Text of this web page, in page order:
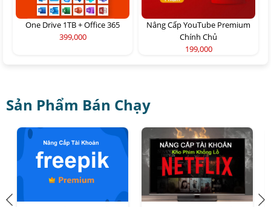
One Drive 1TB + Office 365
399,000
Nâng Cấp YouTube Premium
Chính Chủ
199,000
Sản Phẩm Bán Chạy